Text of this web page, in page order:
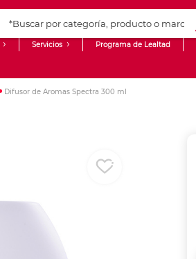
Servicios
Venta corporativa
Programa de Lealtad
Difusor de Aromas Spectra 300 ml